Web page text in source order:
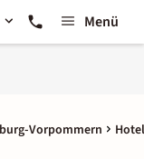
Menü
Vorpommern